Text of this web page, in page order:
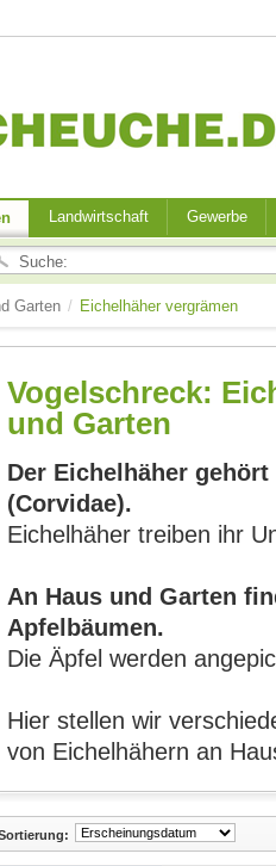
Landwirtschaft Gewerbe
Garten / Eichelhäher vergrämen
Vogelschreck:
und Garten
Der Eichelhäher
(Corvidae).
Eichelhäher treiben ihr
An Haus und Garten
Apfelbäumen.
Die Äpfel werden
Hier stellen wir
von Eichelhähern an